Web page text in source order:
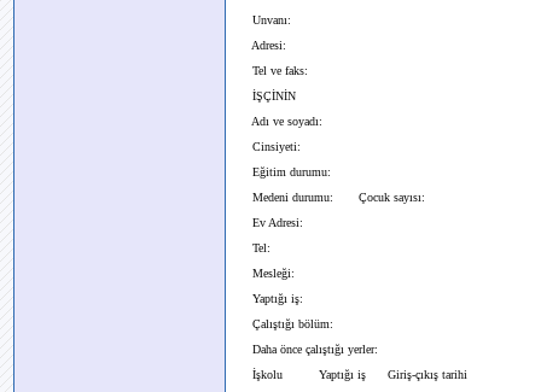
Unvanı:
Adresi:
Tel ve faks:
İŞÇİNİN
Adı ve soyadı:
Cinsiyeti:
Eğitim durumu:
Medeni durumu: Çocuk sayısı:
Ev Adresi:
Tel:
Mesleği:
Yaptığı iş:
Çalıştığı bölüm:
Daha önce çalıştığı yerler:
İşkolu Yaptığı iş Giriş-çıkış tarihi